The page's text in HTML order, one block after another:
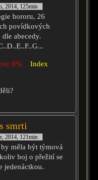
2014, 125min
hororu, 26
povídkových
abecedy.
0%
Index
smrti
2014, 121min
měla být týmová
boj o přežití se
jedenáctkou.